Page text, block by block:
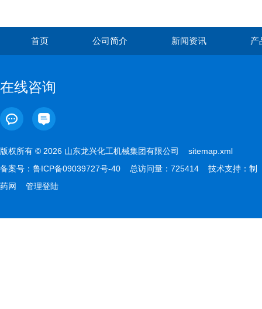
首页 公司简介 新闻资讯 产
在线咨询
版权所有 © 2026 山东龙兴化工机械集团有限公司 sitemap.xml
备案号： 鲁ICP备09039727号-40 总访问量：725414 技术支持： 制
药网
管理登陆